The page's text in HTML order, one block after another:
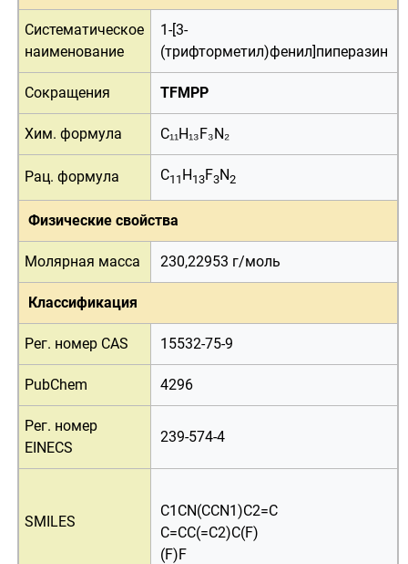
Систематическое
наименование
1-[3-
(трифторметил)фенил]пиперазин
Сокращения TFMPP
Хим. формула C₁₁H₁₃F₃N₂
Рац. формула C11 H13F3N2
Физические свойства
Молярная масса 230,22953 г/моль
Классификация
Рег. номер CAS 15532-75-9
PubChem 4296
Рег. номер
EINECS
239-574-4
SMILES
C1CN(CCN1)C2=C
C=CC(=C2)C(F)
(F)F